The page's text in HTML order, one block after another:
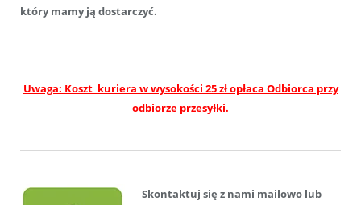
który mamy ją dostarczyć.
Uwaga: Koszt kuriera w wysokości 25 zł opłaca Odbiorca przy
odbiorze przesyłki.
Skontaktuj się z nami mailowo lub